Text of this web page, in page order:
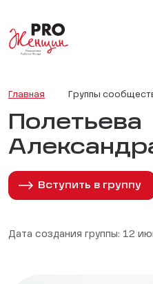
Главная Группы
Полетьева
Вступить в группу
Дата создания группы: 12